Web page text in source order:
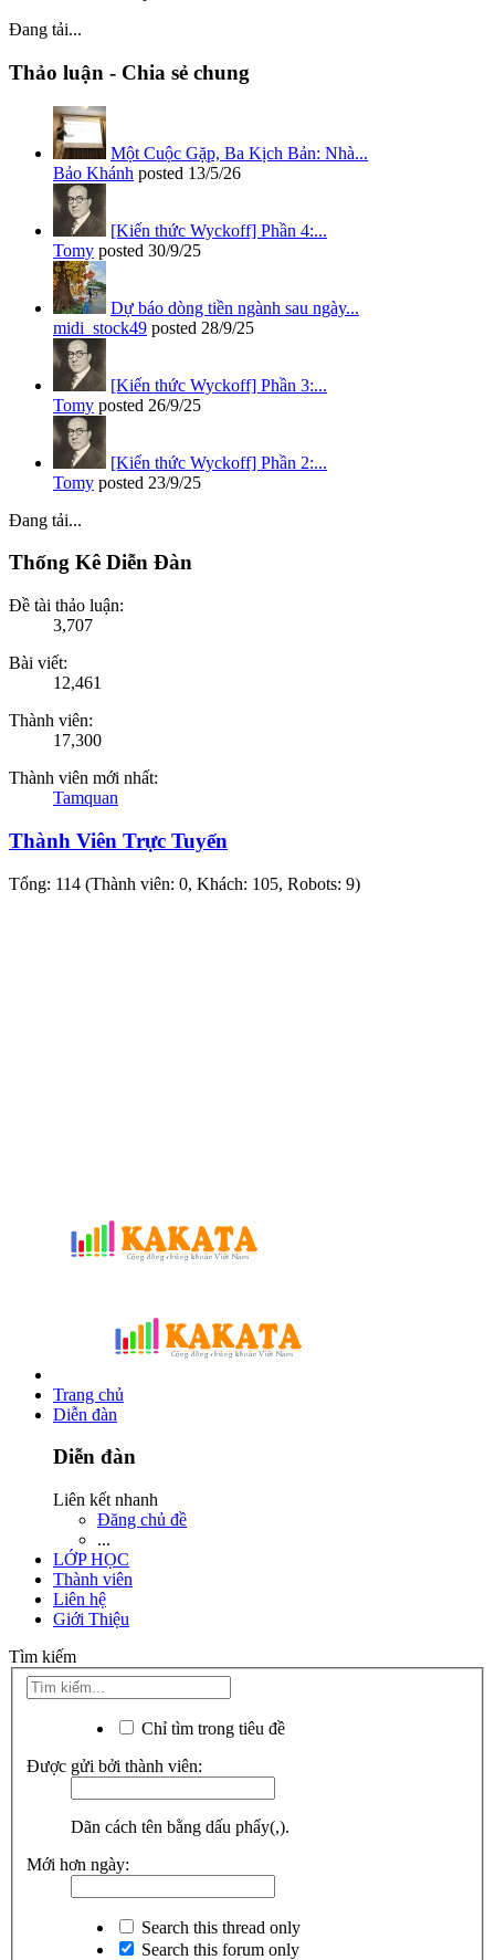
Đang tải...
Thảo luận - Chia sẻ chung
Một Cuộc Gặp, Ba Kịch Bản: Nhà...
Bảo Khánh posted 13/5/26
[Kiến thức Wyckoff] Phần 4:...
Tomy posted 30/9/25
Dự báo dòng tiền ngành sau ngày...
midi_stock49 posted 28/9/25
[Kiến thức Wyckoff] Phần 3:...
Tomy posted 26/9/25
[Kiến thức Wyckoff] Phần 2:...
Tomy posted 23/9/25
Đang tải...
Thống Kê Diễn Đàn
Đề tài thảo luận:
3,707
Bài viết:
12,461
Thành viên:
17,300
Thành viên mới nhất:
Tamquan
Thành Viên Trực Tuyến
Tổng: 114 (Thành viên: 0, Khách: 105, Robots: 9)
Trang chủ
Diễn đàn
Diễn đàn
Liên kết nhanh
Đăng chủ đề
...
LỚP HỌC
Thành viên
Liên hệ
Giới Thiệu
Tìm kiếm
Chỉ tìm trong tiêu đề
Được gửi bởi thành viên:
Dãn cách tên bằng dấu phẩy(,).
Mới hơn ngày:
Search this thread only
Search this forum only